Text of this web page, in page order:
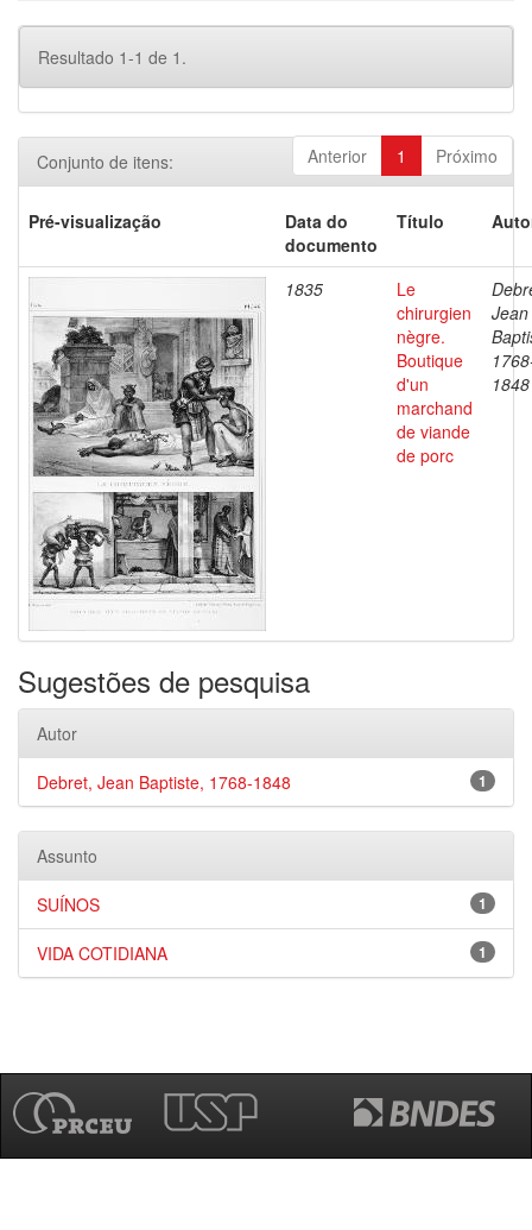
Resultado 1-1 de 1.
Anterior 1 Próximo
Conjunto de itens:
Pré-visualização
Data do
documento
Título
1835
Le
chirurgien
nègre.
Boutique
d'un
marchand
de viande
de porc
Jean
1848
Sugestões de pesquisa
Autor
1
Debret, Jean Baptiste, 1768-1848
Assunto
1
SUÍNOS
1
VIDA COTIDIANA